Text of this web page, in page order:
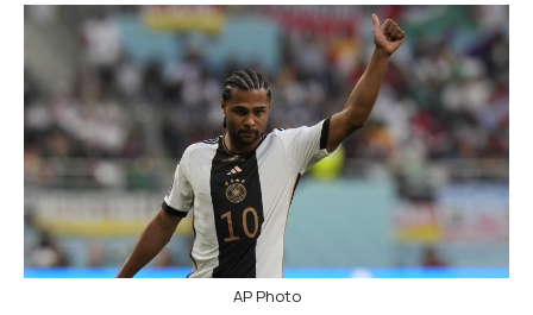
AP Photo